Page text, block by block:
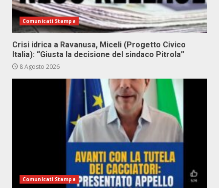
Comunicati Stampa
Crisi idrica a Ravanusa, Miceli (Progetto Civico
Italia): “Giusta la decisione del sindaco Pitrola”
8 Agosto 2026
Comunicati Stampa